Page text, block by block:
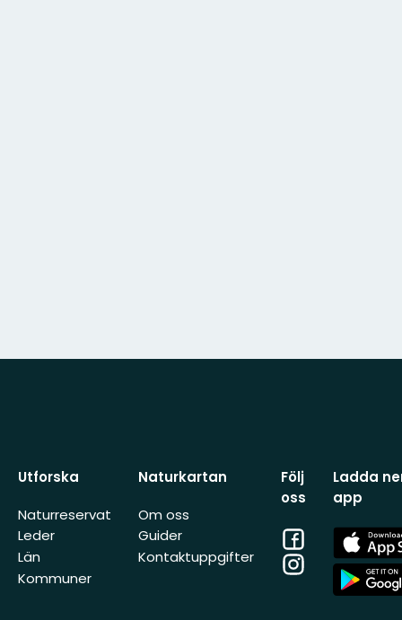
Utforska
Naturreservat
Leder
Län
Kommuner
Naturkartan
Om oss
Guider
Kontaktuppgifter
Följ
oss
Facebook
Instagram
Ladda
app
App
Store
App
Store